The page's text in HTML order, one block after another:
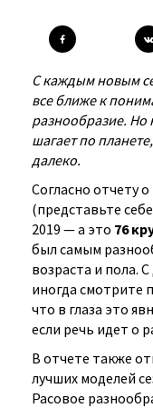
С каждым новым
все ближе к
разнообразие. Но
шагает по
далеко.
Согласно отчету
(представьте
2019 — а это 76
был самым
возраста и пола.
иногда смотрите
что в глаза это
если речь идет о
В отчете также
лучших моделей
Расовое